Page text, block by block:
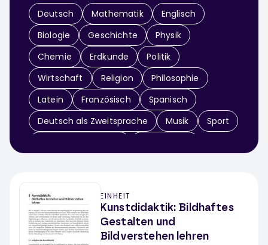
Deutsch Mathematik
Englisch
Biologie
Geschichte
Physik
Chemie
Erdkunde
Politik
Wirtschaft
Religion
Philosophie
Latein
Französisch
Spanisch
Deutsch als Zweitsprache
Musik
Sport
Werken / Textiles Gestalten
Fächerübergreifend
EINHEIT
Kunstdidaktik: Bildhaftes
Gestalten und
Bildverstehen lehren